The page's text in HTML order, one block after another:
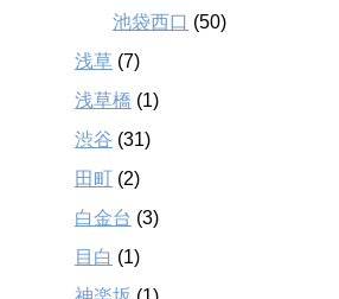
池袋西口 (50)
浅草 (7)
浅草橋 (1)
渋谷 (31)
田町 (2)
白金台 (3)
目白 (1)